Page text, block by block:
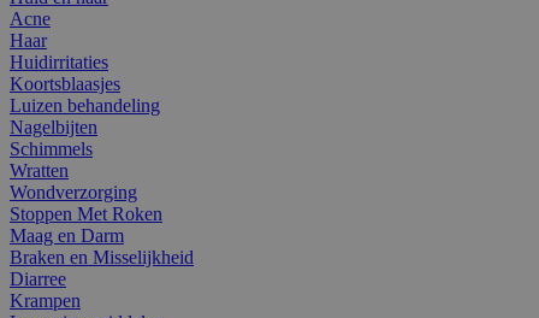
Acne
Haar
Huidirritaties
Koortsblaasjes
Luizen behandeling
Nagelbijten
Schimmels
Wratten
Wondverzorging
Stoppen Met Roken
Maag en Darm
Braken en Misselijkheid
Diarree
Krampen